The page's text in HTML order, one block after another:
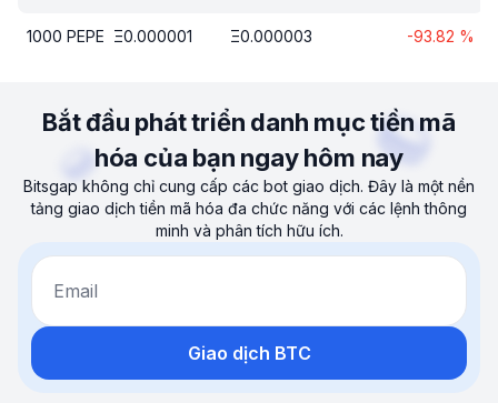
1000 PEPE Ξ0.000001 Ξ0.000003 -93.82 %
Bắt đầu phát triển danh mục tiền mã
hóa của bạn ngay hôm nay
Bitsgap không chỉ cung cấp các bot giao dịch. Đây là một nền
tảng giao dịch tiền mã hóa đa chức năng với các lệnh thông
minh và phân tích hữu ích.
Email
Giao dịch BTC